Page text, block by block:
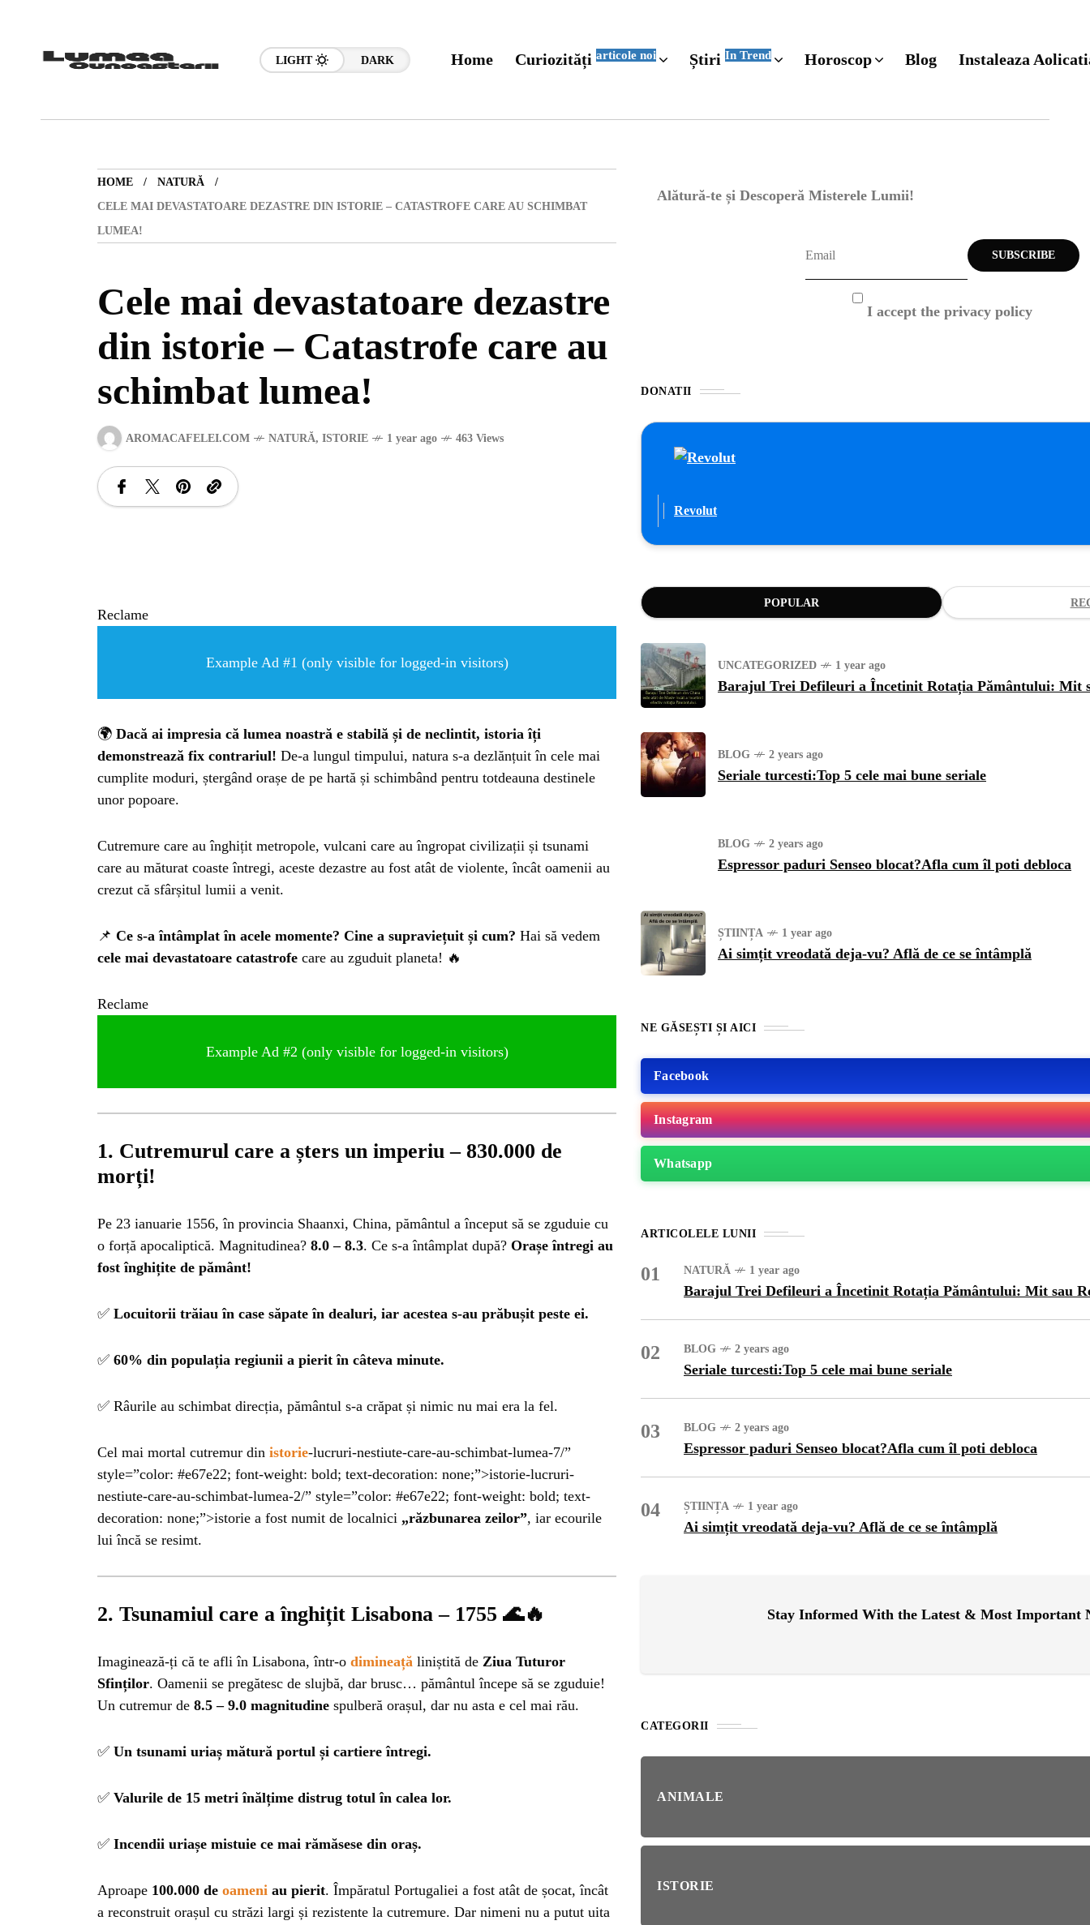
LIGHT DARK Home Curiozități articole noi Știri In Trend Horoscop Blog Instaleaza
HOME
NATURĂ
CELE MAI DEVASTATOARE DEZASTRE DIN ISTORIE – CATASTROFE CARE AU SCHIMBAT
LUMEA!
Cele mai devastatoare dezastre
din istorie – Catastrofe care au
schimbat lumea!
AROMACAFELEI.COM NATURĂ, ISTORIE 1 year ago 463 Views
Reclame
Example Ad #1 (only visible for logged-in visitors)
🌍 Dacă ai impresia că lumea noastră e stabilă și de neclintit, istoria îți
demonstrează fix contrariul! De-a lungul timpului, natura s-a dezlănțuit în cele mai
cumplite moduri, ștergând orașe de pe hartă și schimbând pentru totdeauna destinele
unor popoare.
Cutremure care au înghițit metropole, vulcani care au îngropat civilizații și tsunami
care au măturat coaste întregi, aceste dezastre au fost atât de violente, încât oamenii au
crezut că sfârșitul lumii a venit.
📌 Ce s-a întâmplat în acele momente? Cine a supraviețuit și cum? Hai să vedem
cele mai devastatoare catastrofe care au zguduit planeta! 🔥
Reclame
Example Ad #2 (only visible for logged-in visitors)
1. Cutremurul care a șters un imperiu – 830.000 de
morți!
Pe 23 ianuarie 1556, în provincia Shaanxi, China, pământul a început să se zguduie cu
o forță apocaliptică. Magnitudinea? 8.0 – 8.3. Ce s-a întâmplat după? Orașe întregi au
fost înghițite de pământ!
✅ Locuitorii trăiau în case săpate în dealuri, iar acestea s-au prăbușit peste ei.
✅ 60% din populația regiunii a pierit în câteva minute.
✅ Râurile au schimbat direcția, pământul s-a crăpat și nimic nu mai era la fel.
Cel mai mortal cutremur din istorie-lucruri-nestiute-care-au-schimbat-lumea-7/”
style=”color: #e67e22; font-weight: bold; text-decoration: none;”>istorie-lucruri-
nestiute-care-au-schimbat-lumea-2/” style=”color: #e67e22; font-weight: bold; text-
decoration: none;”>istorie a fost numit de localnici „răzbunarea zeilor”, iar ecourile
lui încă se resimt.
2. Tsunamiul care a înghițit Lisabona – 1755 🌊🔥
Imaginează-ți că te afli în Lisabona, într-o dimineață liniștită de Ziua Tuturor
Sfinților. Oamenii se pregătesc de slujbă, dar brusc… pământul începe să se zguduie!
Un cutremur de 8.5 – 9.0 magnitudine spulberă orașul, dar nu asta e cel mai rău.
✅ Un tsunami uriaș mătură portul și cartiere întregi.
✅ Valurile de 15 metri înălțime distrug totul în calea lor.
✅ Incendii uriașe mistuie ce mai rămăsese din oraș.
Aproape 100.000 de oameni au pierit. Împăratul Portugaliei a fost atât de șocat, încât
a reconstruit orașul cu străzi largi și rezistente la cutremure. Dar nimeni nu a putut uita
Alătură-te și Descoperă Misterele Lumii!
I accept the privacy policy
DONATII
Revolut
POPULAR
UNCATEGORIZED 1 year ago
Barajul Trei Defileuri a Încetinit Rotația Pământului: Mit
BLOG 2 years ago
Seriale turcesti:Top 5 cele mai bune seriale
BLOG 2 years ago
Espressor paduri Senseo blocat?Afla cum îl poti debloca
ȘTIINȚA 1 year ago
Ai simțit vreodată deja-vu? Află de ce se întâmplă
NE GĂSEȘTI ȘI AICI
Facebook
Instagram
Whatsapp
ARTICOLELE LUNII
01 NATURĂ 1 year ago
Barajul Trei Defileuri a Încetinit Rotația Pământului: Mit sau
02 BLOG 2 years ago
Seriale turcesti:Top 5 cele mai bune seriale
03 BLOG 2 years ago
Espressor paduri Senseo blocat?Afla cum îl poti debloca
04 ȘTIINȚA 1 year ago
Ai simțit vreodată deja-vu? Află de ce se întâmplă
Stay Informed With the Latest & Most Important
CATEGORII
ANIMALE
ISTORIE
HOME
BLOG
HOROSCOP
ENGLISH
CONTENT
TRAVEL
SANATATE SI
INGRIJIRE
ISTORIE
NATURĂ
STIRI 1 year ago
Mit sau Realitate?
Seriale turcesti:Top 5 cele mai
Espressor paduri Senseo
blocat?Afla cum îl poti